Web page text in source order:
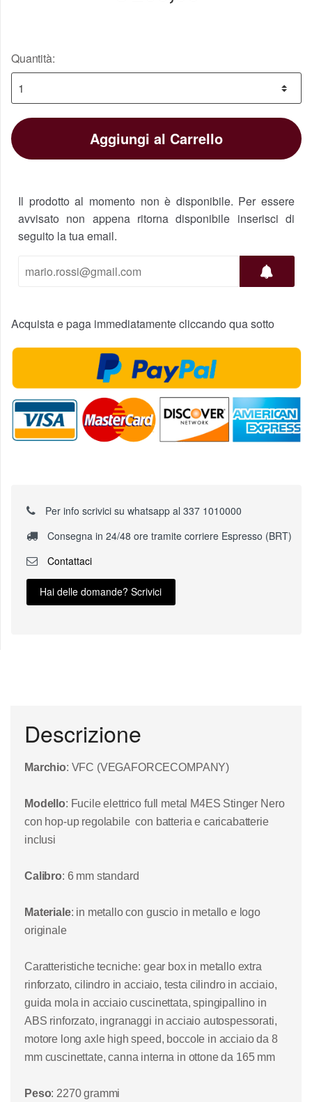
Quantità:
Aggiungi al Carrello
Il prodotto al momento non è disponibile. Per essere
avvisato non appena ritorna disponibile inserisci di
seguito la tua email.
Acquista e paga immediatamente cliccando qua sotto
Per info scrivici su whatsapp al 337 1010000
Consegna in 24/48 ore tramite corriere Espresso (BRT)
Contattaci
Hai delle domande? Scrivici
Descrizione
Marchio: VFC (VEGAFORCECOMPANY)
Modello: Fucile elettrico full metal M4ES Stinger Nero
con hop-up regolabile con batteria e caricabatterie
inclusi
Calibro: 6 mm standard
Materiale: in metallo con guscio in metallo e logo
originale
Caratteristiche tecniche: gear box in metallo extra
rinforzato, cilindro in acciaio, testa cilindro in acciaio,
guida mola in acciaio cuscinettata, spingipallino in
ABS rinforzato, ingranaggi in acciaio autospessorati,
motore long axle high speed, boccole in acciaio da 8
mm cuscinettate, canna interna in ottone da 165 mm
Peso: 2270 grammi